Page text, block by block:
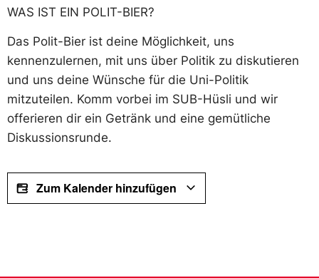
WAS IST EIN POLIT-BIER?
Das Polit-Bier ist deine Möglichkeit, uns
kennenzulernen, mit uns über Politik zu diskutieren
und uns deine Wünsche für die Uni-Politik
mitzuteilen. Komm vorbei im SUB-Hüsli und wir
offerieren dir ein Getränk und eine gemütliche
Diskussionsrunde.
Zum Kalender hinzufügen